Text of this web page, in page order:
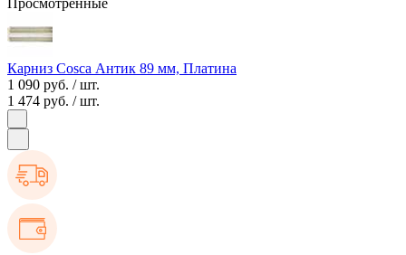
Карниз Cosca Антик 89 мм, Платина
1 090 руб. / шт.
1 474 руб. / шт.